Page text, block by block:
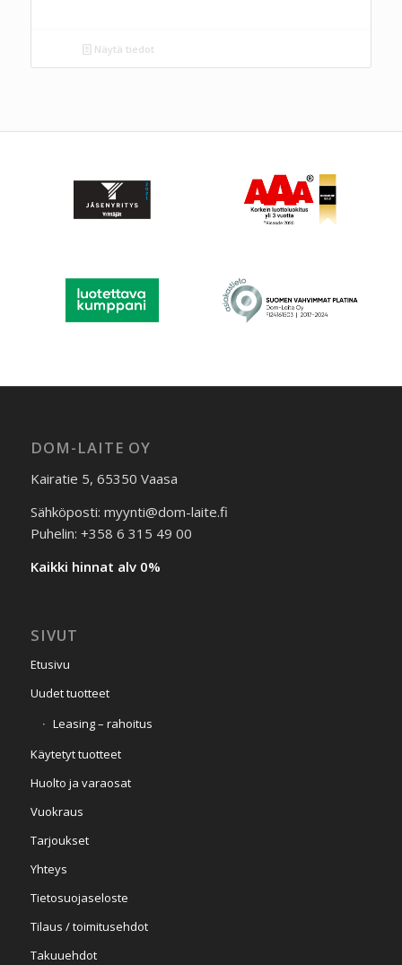
Näytä tiedot
DOM-LAITE OY
Kairatie 5, 65350 Vaasa
Sähköposti: myynti@dom-laite.fi
Puhelin: +358 6 315 49 00
Kaikki hinnat alv 0%
SIVUT
Etusivu
Uudet tuotteet
Leasing – rahoitus
Käytetyt tuotteet
Huolto ja varaosat
Vuokraus
Tarjoukset
Yhteys
Tietosuojaseloste
Tilaus / toimitusehdot
Takuuehdot